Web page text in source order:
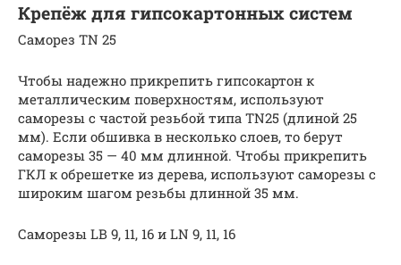
Крепёж для гипсокартонных систем
Саморез TN 25
Чтобы надежно прикрепить гипсокартон к
металлическим поверхностям, используют
саморезы с частой резьбой типа TN25 (длиной 25
мм). Если обшивка в несколько слоев, то берут
саморезы 35 — 40 мм длинной. Чтобы прикрепить
ГКЛ к обрешетке из дерева, используют саморезы с
широким шагом резьбы длинной 35 мм.
Саморезы LB 9, 11, 16 и LN 9, 11, 16